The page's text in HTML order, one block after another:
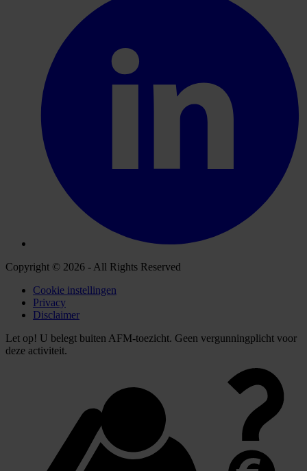
Copyright © 2026 - All Rights Reserved
Cookie instellingen
Privacy
Disclaimer
Let op! U belegt buiten AFM-toezicht. Geen vergunningplicht voor
deze activiteit.